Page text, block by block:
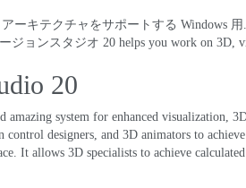
ーキテクチャをサポートする Windows
ジョンスタジオ 20 helps you work on 3D,
20
amazing system for enhanced visualization,
control designers, and 3D animators to
. It allows 3D specialists to achieve